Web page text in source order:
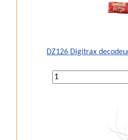
DZ126 Digitrax